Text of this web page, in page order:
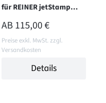
für REINER jetStamp
1025 - wasserbasiert -
REGULÄRER PREIS:
AB 115,00 €
Preise exkl. MwSt. zzgl.
Versandkosten
Details